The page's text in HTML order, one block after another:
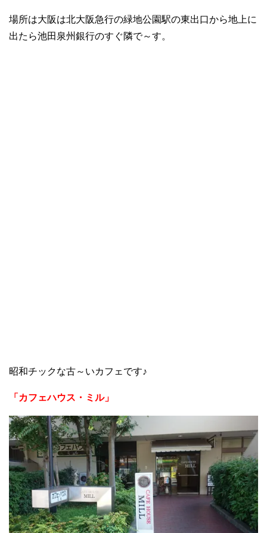
場所は大阪は北大阪急行の緑地公園駅の東出口から地上に
出たら池田泉州銀行のすぐ隣で～す。
昭和チックな古～いカフェです♪
「カフェハウス・ミル」